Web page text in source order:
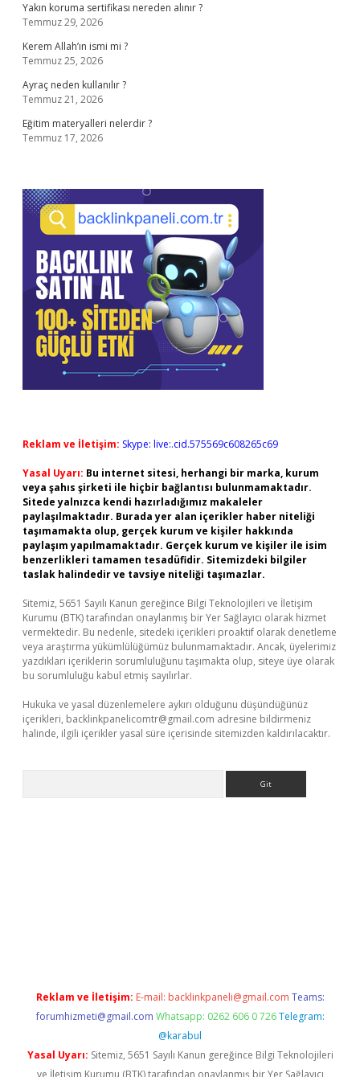
Yakın koruma sertifikası nereden alınır ?
Temmuz 29, 2026
Kerem Allah’ın ismi mi ?
Temmuz 25, 2026
Ayraç neden kullanılır ?
Temmuz 21, 2026
Eğitim materyalleri nelerdir ?
Temmuz 17, 2026
Reklam ve İletişim: Skype: live:.cid.575569c608265c69
Yasal Uyarı: Bu internet sitesi, herhangi bir marka, kurum
veya şahıs şirketi ile hiçbir bağlantısı bulunmamaktadır.
Sitede yalnızca kendi hazırladığımız makaleler
paylaşılmaktadır. Burada yer alan içerikler haber niteliği
taşımamakta olup, gerçek kurum ve kişiler hakkında
paylaşım yapılmamaktadır. Gerçek kurum ve kişiler ile isim
benzerlikleri tamamen tesadüfidir. Sitemizdeki bilgiler
taslak halindedir ve tavsiye niteliği taşımazlar.
Sitemiz, 5651 Sayılı Kanun gereğince Bilgi Teknolojileri ve İletişim
Kurumu (BTK) tarafından onaylanmış bir Yer Sağlayıcı olarak hizmet
vermektedir. Bu nedenle, sitedeki içerikleri proaktif olarak denetleme
veya araştırma yükümlülüğümüz bulunmamaktadır. Ancak, üyelerimiz
yazdıkları içeriklerin sorumluluğunu taşımakta olup, siteye üye olarak
bu sorumluluğu kabul etmiş sayılırlar.
Hukuka ve yasal düzenlemelere aykırı olduğunu düşündüğünüz
içerikleri, backlinkpanelicomtr@gmail.com adresine bildirmeniz
halinde, ilgili içerikler yasal süre içerisinde sitemizden kaldırılacaktır.
Reklam ve İletişim: E-mail: backlinkpaneli@gmail.com Teams:
forumhizmeti@gmail.com Whatsapp: 0262 606 0 726 Telegram:
@karabul
Yasal Uyarı: Sitemiz, 5651 Sayılı Kanun gereğince Bilgi Teknolojileri
ve İletişim Kurumu (BTK) tarafından onaylanmış bir Yer Sağlayıcı